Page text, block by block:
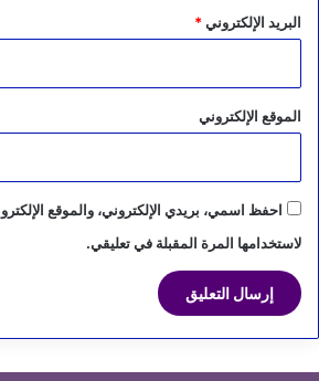
البريد الإلكتروني*
الموقع الإلكتروني
احفظ اسمي، بريدي الإلكتروني، والموقع
لاستخدامها المرة المقبلة في تعليقي.